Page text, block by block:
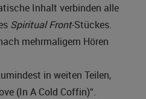
Inhalt verbinden alle
Spiritual Front-Stückes.
mehrmaligem Hören
in weiten Teilen,
(In A Cold Coffin)“.